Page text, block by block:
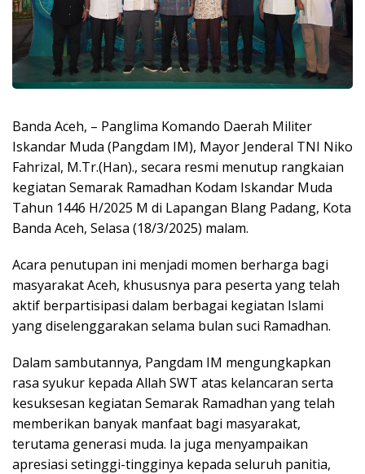
Banda Aceh, – Panglima Komando Daerah Militer
Iskandar Muda (Pangdam IM), Mayor Jenderal TNI Niko
Fahrizal, M.Tr.(Han)., secara resmi menutup rangkaian
kegiatan Semarak Ramadhan Kodam Iskandar Muda
Tahun 1446 H/2025 M di Lapangan Blang Padang, Kota
Banda Aceh, Selasa (18/3/2025) malam.
Acara penutupan ini menjadi momen berharga bagi
masyarakat Aceh, khususnya para peserta yang telah
aktif berpartisipasi dalam berbagai kegiatan Islami
yang diselenggarakan selama bulan suci Ramadhan.
Dalam sambutannya, Pangdam IM mengungkapkan
rasa syukur kepada Allah SWT atas kelancaran serta
kesuksesan kegiatan Semarak Ramadhan yang telah
memberikan banyak manfaat bagi masyarakat,
terutama generasi muda. Ia juga menyampaikan
apresiasi setinggi-tingginya kepada seluruh panitia,